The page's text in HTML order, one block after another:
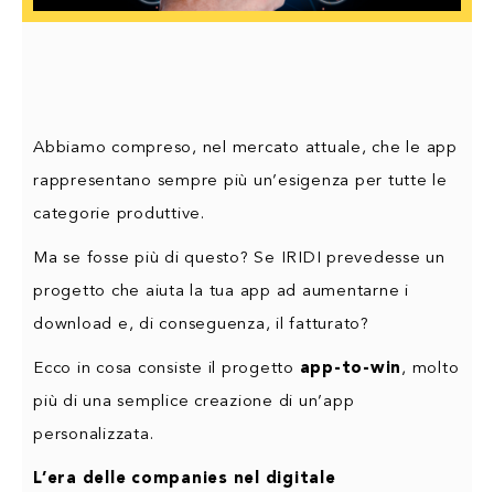
Abbiamo compreso, nel mercato attuale, che le app
rappresentano sempre più un’esigenza per tutte le
categorie produttive.
Ma se fosse più di questo? Se IRIDI prevedesse un
progetto che aiuta la tua app ad aumentarne i
download e, di conseguenza, il fatturato?
Ecco in cosa consiste il progetto app-to-win , molto
più di una semplice creazione di un’app
personalizzata.
L’era delle companies nel digitale